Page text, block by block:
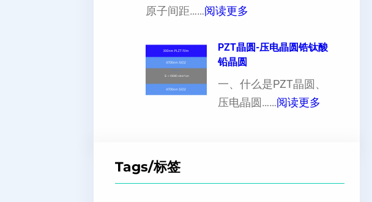
定
超
薄
硅
度
响
白
或
者
原子间距……阅读更多
1
晶
向
PZT晶圆-压电晶圆锆钛酸
铅晶圆
一、什么是PZT晶圆、
压电晶圆……阅读更多
Tags/标签